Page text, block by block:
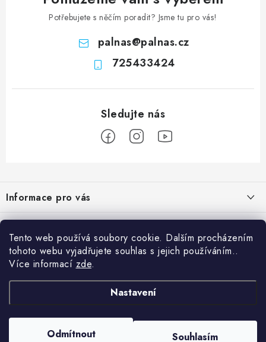
Tento web používá soubory cookie. Dalším procházením
tohoto webu vyjadřujete souhlas s jejich používáním..
Více informací zde.
Nastavení
Odmítnout Souhlasím
Potřebujete s něčím poradit? Jsme tu pro vás!
palnas@palnas.cz
725433424
p
a
Informace pro vás
Obchodní podmínky
Podmínky ochrany osobních údajů
Odstoupení od kupní smlouvy
Moje objednávka
Přihlášení
E-mail
Vyhledávání
HLEDAT. Všechna práva vyhrazena.